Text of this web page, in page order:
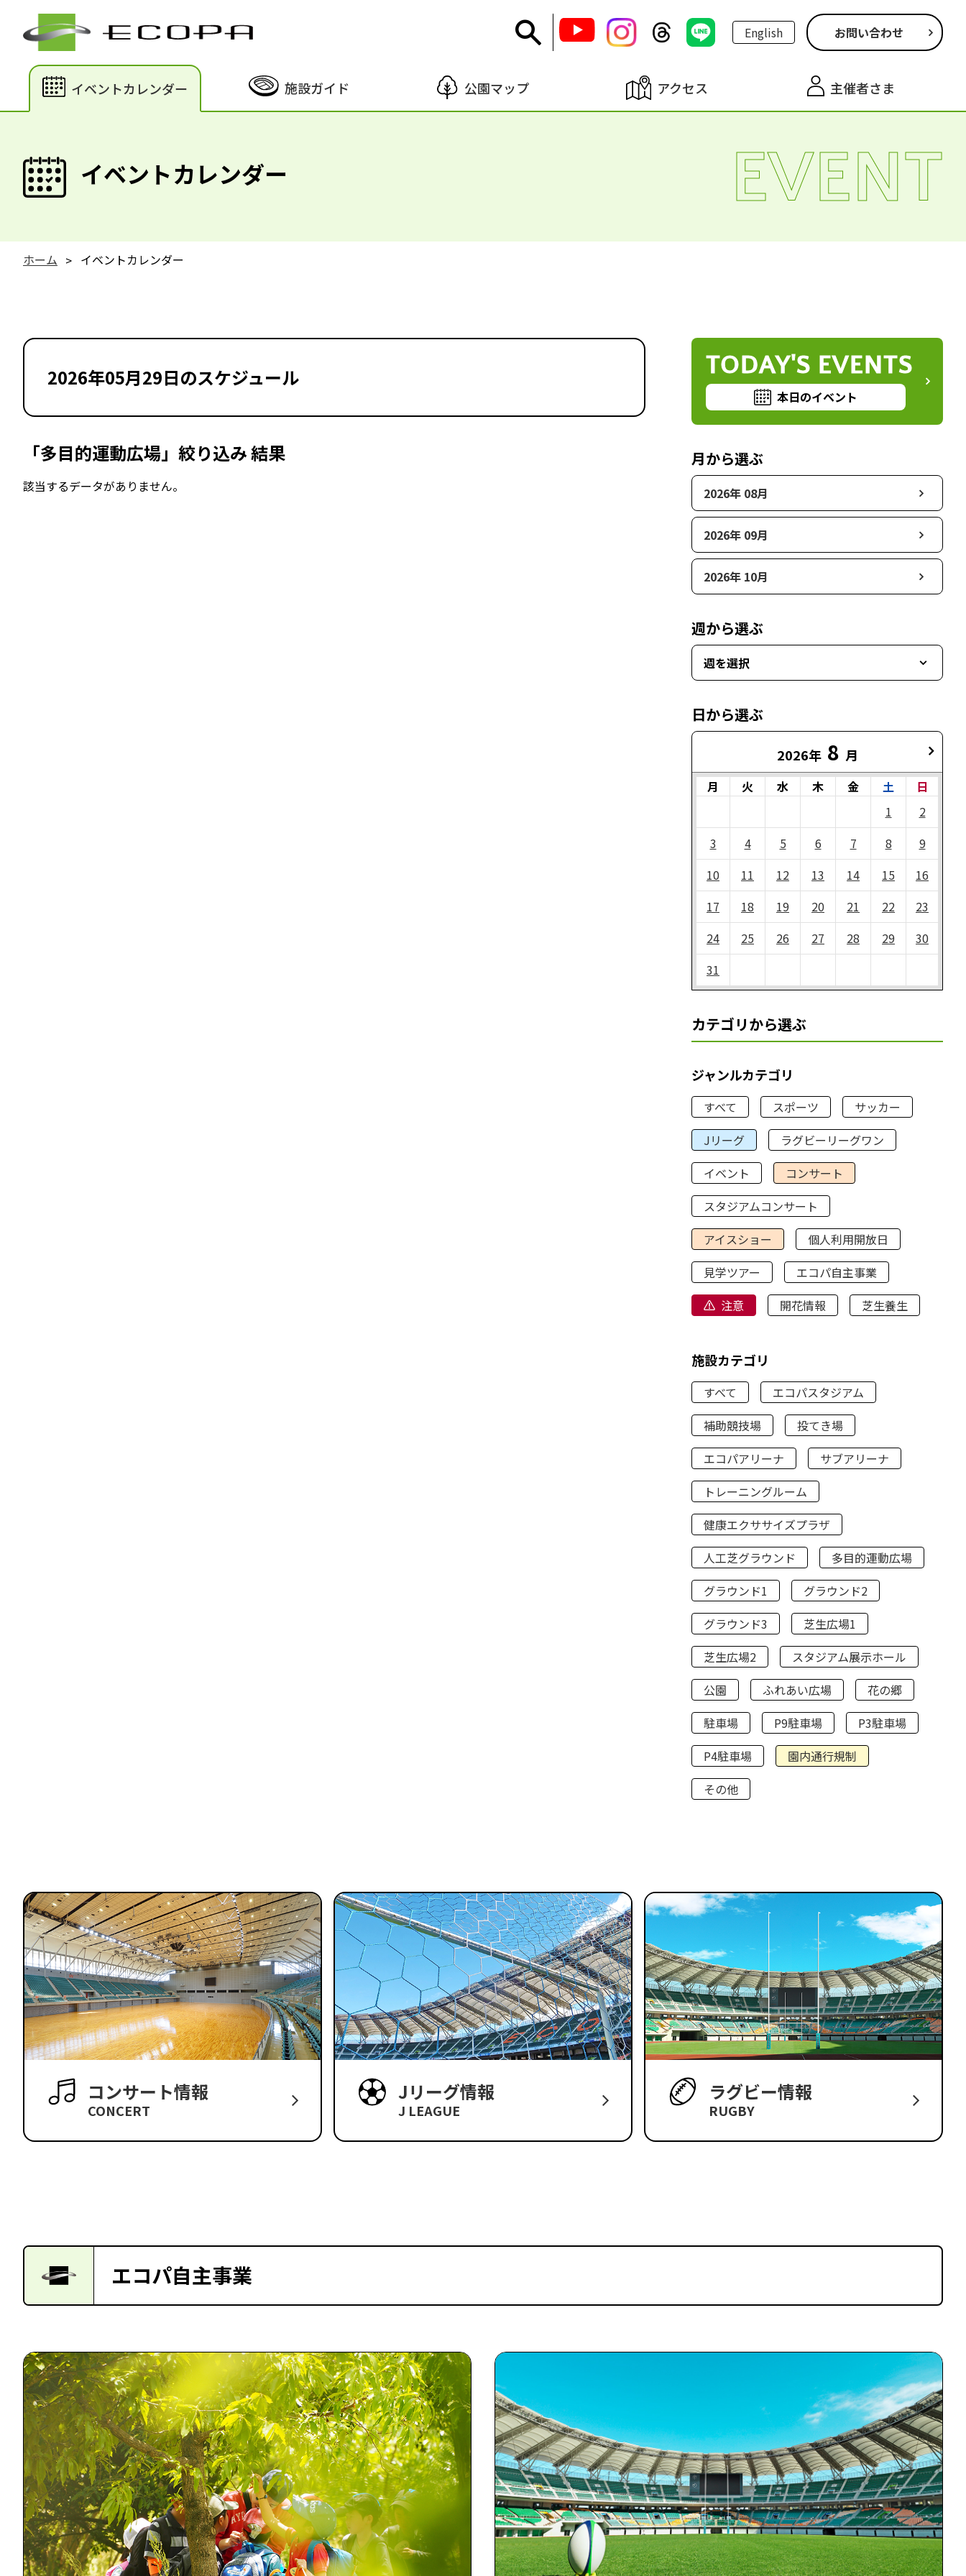
English お問い合わせ
イベントカレンダー 施設ガイド 公園マップ アクセス 主催者さま
イベントカレンダー EVENT
ホーム イベントカレンダー
2026年05月29日のスケジュール
「多目的運動広場」絞り込み 結果
該当するデータがありません。
TODAY'S EVENTS
本日のイベント
月から選ぶ
2026年 08月
2026年 09月
2026年 10月
週から選ぶ
週を選択
日から選ぶ
2026年 8 月
月 火 水 木 金 土
日
1
2
3
4 5 6 7 8
9
10
11 12 13 14 15
16
17
18 19 20 21 22
23
24
25 26 27 28 29
30
31
カテゴリから選ぶ
ジャンルカテゴリ
すべて スポーツ
サッカー
Jリーグ
ラグビーリーグワン
イベント
コンサート
スタジアムコンサート
アイスショー
個人利用開放日
見学ツアー
エコパ自主事業
注意
開花情報 芝生養生
施設カテゴリ
すべて
エコパスタジアム
補助競技場
投てき場
エコパアリーナ
サブアリーナ
トレーニングルーム
健康エクササイズプラザ
人工芝グラウンド
多目的運動広場
グラウンド1
グラウンド2
グラウンド3
芝生広場1
芝生広場2
スタジアム展示ホール
公園
ふれあい広場
花の郷
駐車場
P9駐車場
P3駐車場
P4駐車場
園内通行規制
その他
コンサート情報
CONCERT
Jリーグ情報
J LEAGUE
ラグビー情報
RUGBY
エコパ自主事業